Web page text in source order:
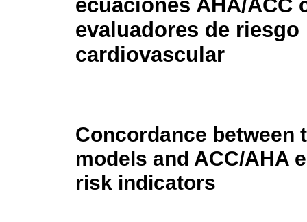
ecuaciones AHA/ACC
evaluadores de riesgo
cardiovascular
Concordance between
models and ACC/AHA
risk indicators